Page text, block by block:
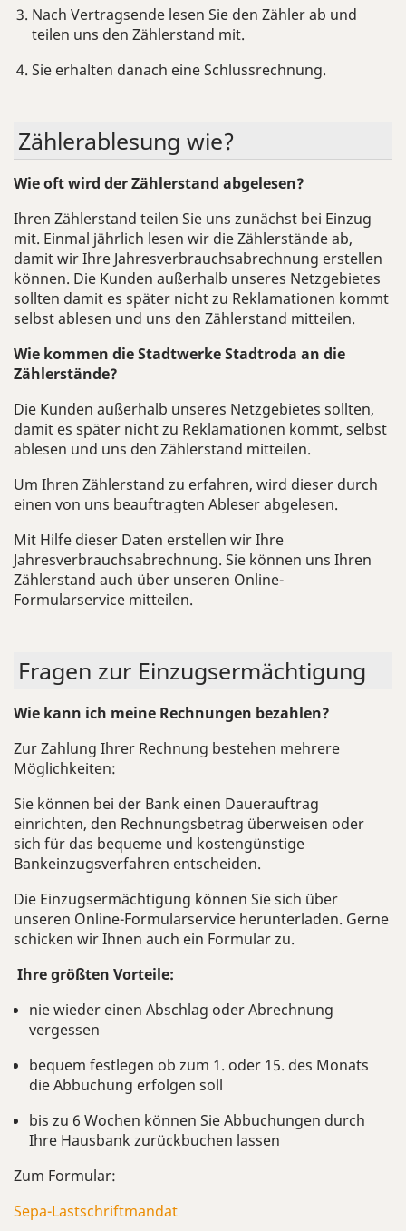
Nach Vertragsende lesen Sie den Zähler ab und
teilen uns den Zählerstand mit.
Sie erhalten danach eine Schlussrechnung.
Zäh­ler­ab­le­sung wie?
Wie oft wird der Zählerstand abgelesen?
Ihren Zählerstand teilen Sie uns zunächst bei Einzug
mit. Einmal jährlich lesen wir die Zählerstände ab,
damit wir Ihre Jahresverbrauchsabrechnung erstellen
können. Die Kunden außerhalb unseres Netzgebietes
sollten damit es später nicht zu Reklamationen kommt
selbst ablesen und uns den Zählerstand mitteilen.
Wie kommen die Stadtwerke Stadtroda an die
Zählerstände?
Die Kunden außerhalb unseres Netzgebietes sollten,
damit es später nicht zu Reklamationen kommt, selbst
ablesen und uns den Zählerstand mitteilen.
Um Ihren Zählerstand zu erfahren, wird dieser durch
einen von uns beauftragten Ableser abgelesen.
Mit Hilfe dieser Daten erstellen wir Ihre
Jahresverbrauchsabrechnung. Sie können uns Ihren
Zählerstand auch über unseren Online-
Formularservice mitteilen.
Fra­gen zur Ein­zugs­er­mäch­ti­gung
Wie kann ich meine Rechnungen bezahlen?
Zur Zahlung Ihrer Rechnung bestehen mehrere
Möglichkeiten:
Sie können bei der Bank einen Dauerauftrag
einrichten, den Rechnungsbetrag überweisen oder
sich für das bequeme und kostengünstige
Bankeinzugsverfahren entscheiden.
Die Einzugsermächtigung können Sie sich über
unseren Online-Formularservice herunterladen. Gerne
schicken wir Ihnen auch ein Formular zu.
Ihre größten Vorteile:
nie wieder einen Abschlag oder Abrechnung
vergessen
bequem festlegen ob zum 1. oder 15. des Monats
die Abbuchung erfolgen soll
bis zu 6 Wochen können Sie Abbuchungen durch
Ihre Hausbank zurückbuchen lassen
Zum Formular:
Sepa-Lastschriftmandat